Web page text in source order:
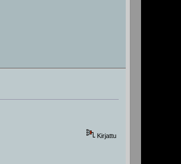
Kirjattu